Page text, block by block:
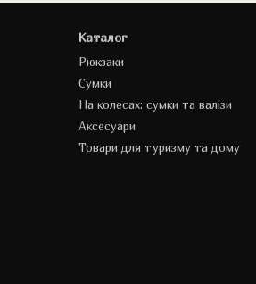
Каталог
Рюкзаки
Сумки
На колесах: сумки та валізи
Аксесуари
Товари для туризму та дому